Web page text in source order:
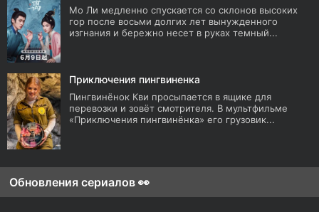
Мо Ли медленно спускается со склонов высоких
гор после восьми долгих лет вынужденного
изгнания и бережно несет в руках темный...
Приключения пингвиненка
Пингвинёнок Кви просыпается в ящике для
перевозки и зовёт смотрителя. В мультфильме
«Приключения пингвинёнка» его грузовик...
Обновления сериалов 👀